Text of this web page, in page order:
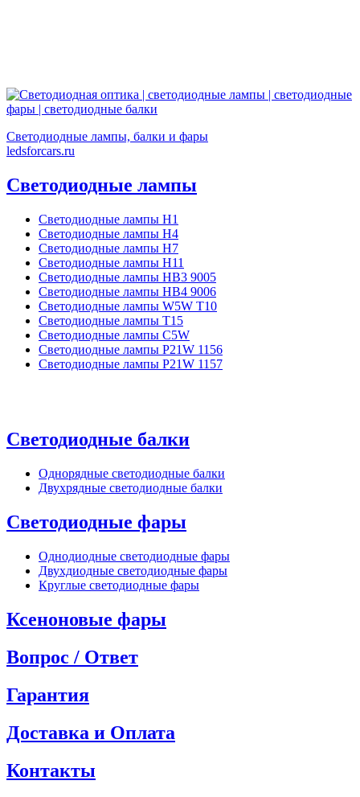
Светодиодные лампы, балки и фары
ledsforcars.ru
Светодиодные лампы
Светодиодные лампы H1
Светодиодные лампы H4
Светодиодные лампы H7
Светодиодные лампы H11
Светодиодные лампы HB3 9005
Светодиодные лампы HB4 9006
Светодиодные лампы W5W T10
Светодиодные лампы T15
Светодиодные лампы C5W
Светодиодные лампы P21W 1156
Светодиодные лампы P21W 1157
Светодиодные балки
Однорядные светодиодные балки
Двухрядные светодиодные балки
Светодиодные фары
Однодиодные светодиодные фары
Двухдиодные светодиодные фары
Круглые светодиодные фары
Ксеноновые фары
Вопрос / Ответ
Гарантия
Доставка и Оплата
Контакты